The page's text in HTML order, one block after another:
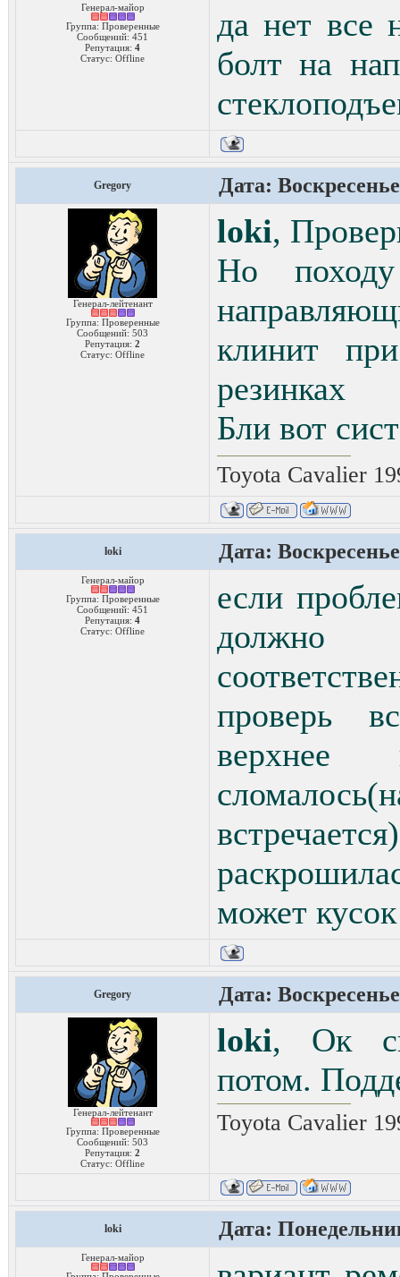
Генерал-майор
Группа: Проверенные
Сообщений: 451
Репутация: 4
Статус: Offline
да нет все
болт на
Gregory Дата:
Генерал-лейтенант
Группа: Проверенные
Сообщений: 503
Репутация: 2
Статус: Offline
loki,
Но
клинит
резинках
Бли вот
Toyota Cavalier
loki Дата:
Генерал-майор
Группа: Проверенные
Сообщений: 451
Репутация: 4
Статус: Offline
если
должно
проверь
верхнее
может
Gregory Дата:
Генерал-лейтенант
Группа: Проверенные
Сообщений: 503
Репутация: 2
Статус: Offline
loki, Ок
потом.
Toyota Cavalier
loki Дата:
Генерал-майор